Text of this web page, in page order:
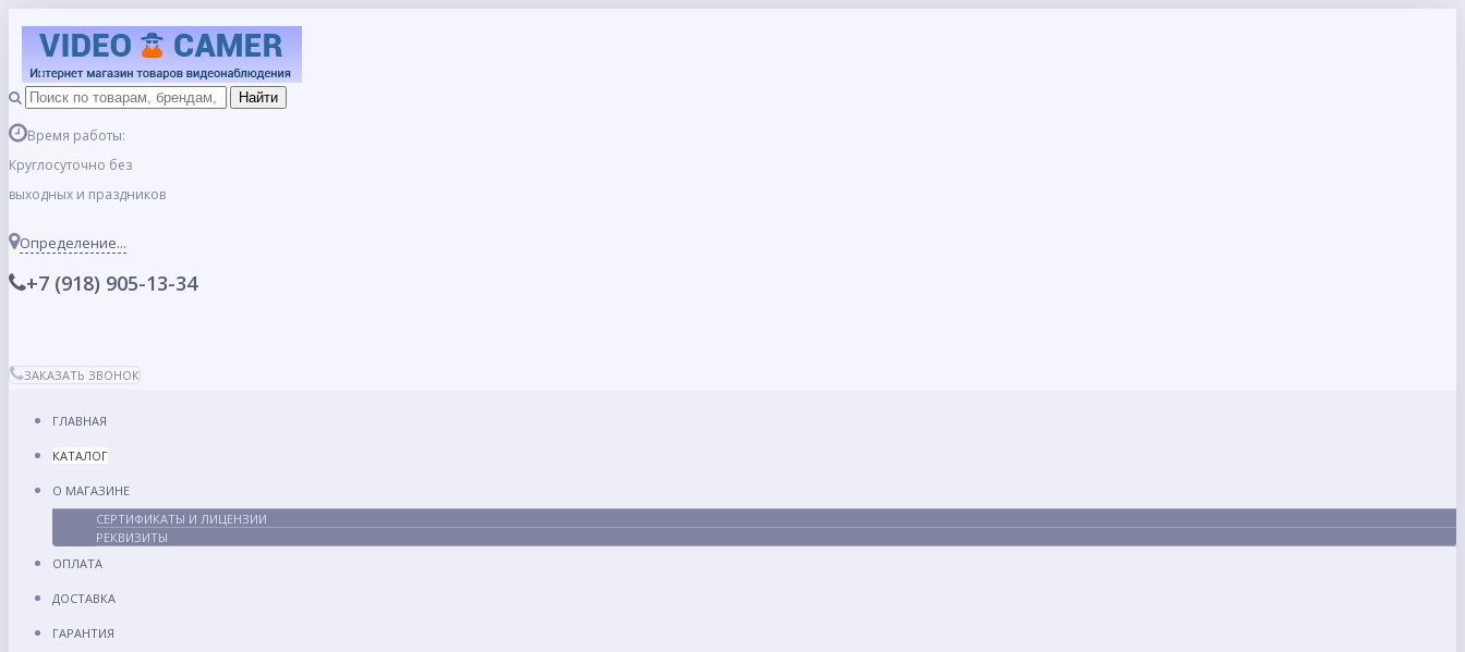
Время работы:
Круглосуточно без
выходных и праздников
Определение...
+7 (918) 905-13-34
ЗАКАЗАТЬ ЗВОНОК
ГЛАВНАЯ
КАТАЛОГ
О МАГАЗИНЕ
СЕРТИФИКАТЫ И ЛИЦЕНЗИИ
РЕКВИЗИТЫ
ОПЛАТА
ДОСТАВКА
ГАРАНТИЯ